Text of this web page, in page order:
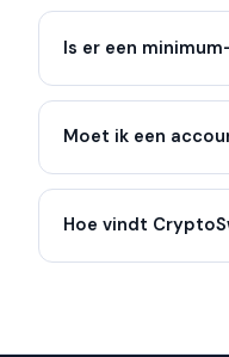
Is er een
Moet ik een
Hoe vindt